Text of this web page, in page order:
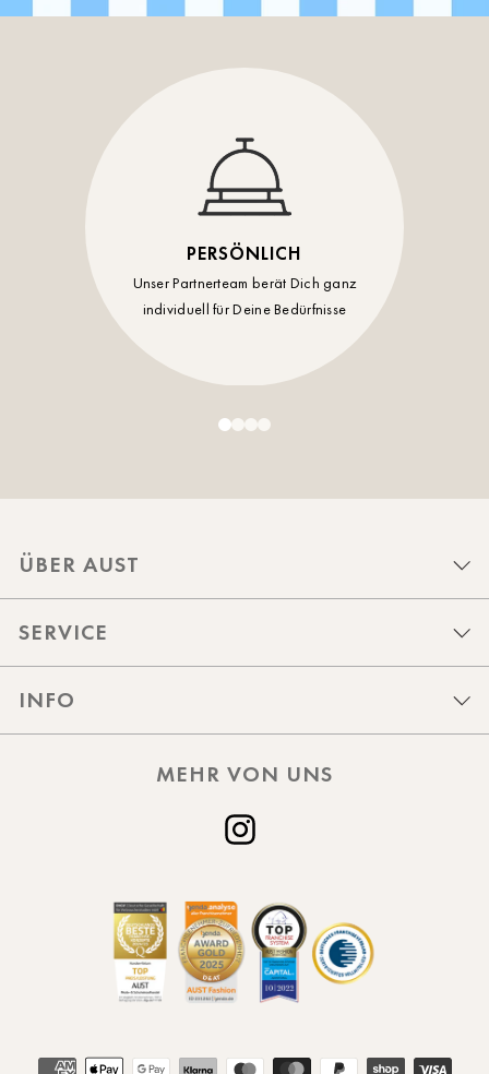
PERSÖNLICH
Unser Partnerteam berät Dich ganz
individuell für Deine Bedürfnisse
ÜBER AUST
SERVICE
INFO
MEHR VON UNS